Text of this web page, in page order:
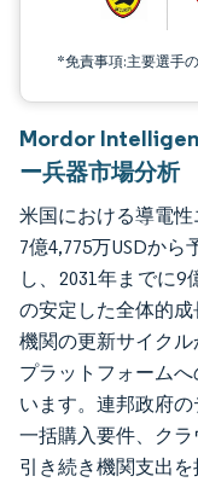
*免責事項:主要選手
Mordor
ー兵器市場分析
米国における導電
7億4,775万USDか
し、2031年までに9
の安定した全体的
機関の更新サイク
プラットフォーム
います。連邦政府
一括購入要件、ク
引き続き機関支出